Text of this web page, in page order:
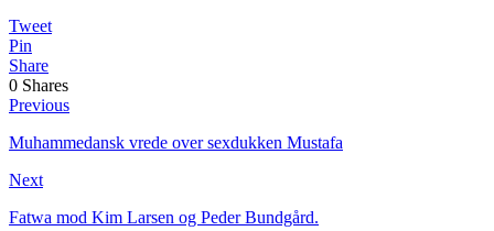
Tweet
Pin
Share
0 Shares
Previous
Muhammedansk vrede over sexdukken Mustafa
Next
Fatwa mod Kim Larsen og Peder Bundgård.